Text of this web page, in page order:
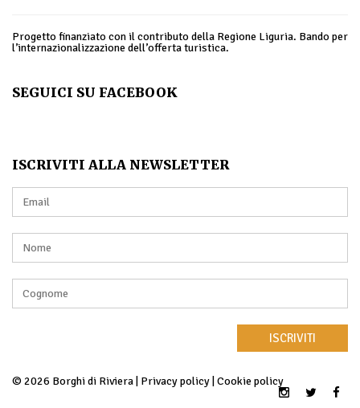
Progetto finanziato con il contributo della Regione Liguria. Bando per
l’internazionalizzazione dell’offerta turistica.
SEGUICI SU FACEBOOK
ISCRIVITI ALLA NEWSLETTER
ISCRIVITI
© 2026 Borghi di Riviera | Privacy policy Cookie policy